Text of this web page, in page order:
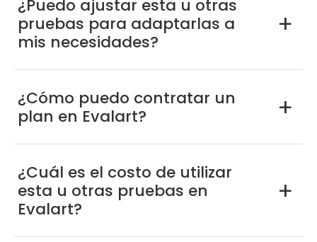
a
¿Puedo ajustar esta u otras
pruebas para adaptarlas a
mis necesidades?
a
¿Cómo puedo contratar un
plan en Evalart?
a
¿Cuál es el costo de utilizar
esta u otras pruebas en
Evalart?